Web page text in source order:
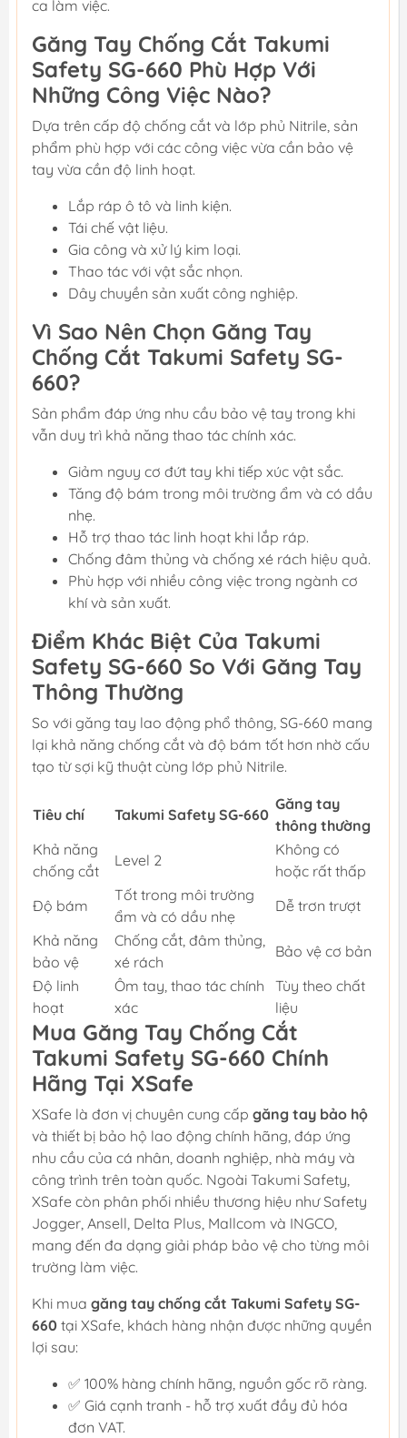
ca làm việc.
Găng Tay Chống Cắt Takumi
Safety SG-660 Phù Hợp Với
Những Công Việc Nào?
Dựa trên cấp độ chống cắt và lớp phủ Nitrile, sản
phẩm phù hợp với các công việc vừa cần bảo vệ
tay vừa cần độ linh hoạt.
Lắp ráp ô tô và linh kiện.
Tái chế vật liệu.
Gia công và xử lý kim loại.
Thao tác với vật sắc nhọn.
Dây chuyền sản xuất công nghiệp.
Vì Sao Nên Chọn Găng Tay
Chống Cắt Takumi Safety SG-
660?
Sản phẩm đáp ứng nhu cầu bảo vệ tay trong khi
vẫn duy trì khả năng thao tác chính xác.
Giảm nguy cơ đứt tay khi tiếp xúc vật sắc.
Tăng độ bám trong môi trường ẩm và có dầu
nhẹ.
Hỗ trợ thao tác linh hoạt khi lắp ráp.
Chống đâm thủng và chống xé rách hiệu quả.
Phù hợp với nhiều công việc trong ngành cơ
khí và sản xuất.
Điểm Khác Biệt Của Takumi
Safety SG-660 So Với Găng Tay
Thông Thường
So với găng tay lao động phổ thông, SG-660 mang
lại khả năng chống cắt và độ bám tốt hơn nhờ cấu
tạo từ sợi kỹ thuật cùng lớp phủ Nitrile.
Tiêu chí Takumi Safety SG-660
Găng tay
thông thường
Khả năng
chống cắt
Level 2
Không có
hoặc rất thấp
Độ bám
Tốt trong môi trường
ẩm và có dầu nhẹ
Dễ trơn trượt
Khả năng
bảo vệ
Chống cắt, đâm thủng,
xé rách
Bảo vệ cơ bản
Độ linh
hoạt
Ôm tay, thao tác chính
xác
Tùy theo chất
liệu
Mua Găng Tay Chống Cắt
Takumi Safety SG-660 Chính
Hãng Tại XSafe
XSafe là đơn vị chuyên cung cấp găng tay bảo hộ
và thiết bị bảo hộ lao động chính hãng, đáp ứng
nhu cầu của cá nhân, doanh nghiệp, nhà máy và
công trình trên toàn quốc. Ngoài Takumi Safety,
XSafe còn phân phối nhiều thương hiệu như Safety
Jogger, Ansell, Delta Plus, Mallcom và INGCO,
mang đến đa dạng giải pháp bảo vệ cho từng môi
trường làm việc.
Khi mua găng tay chống cắt Takumi Safety SG-
660 tại XSafe, khách hàng nhận được những quyền
lợi sau:
✅ 100% hàng chính hãng, nguồn gốc rõ ràng.
✅ Giá cạnh tranh - hỗ trợ xuất đầy đủ hóa
đơn VAT.